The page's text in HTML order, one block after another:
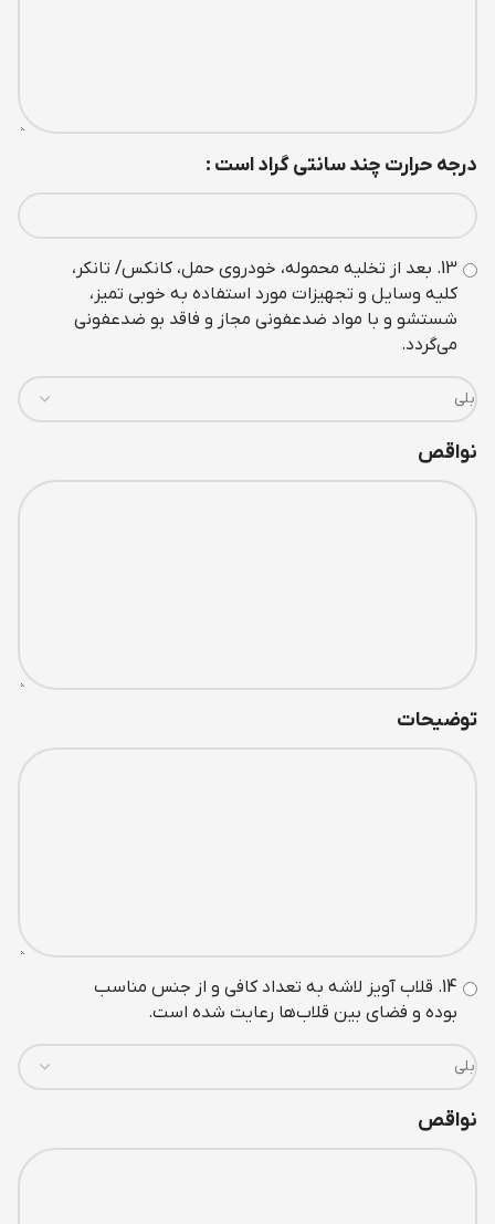
درجه حرارت چند سانتی گراد است :
13. بعد از تخليه محموله، خودروی حمل، کانکس/ تانکر،
کليه وسايل و تجهيزات مورد استفاده به خوبی تميز،
شستشو و با مواد ضدعفونی مجاز و فاقد بو ضدعفونی
می‌گردد.
نواقص
توضیحات
14. قلاب آويز لاشه به تعداد کافی و از جنس مناسب
بوده و فضای بين قلاب‌ها رعايت شده است.
نواقص